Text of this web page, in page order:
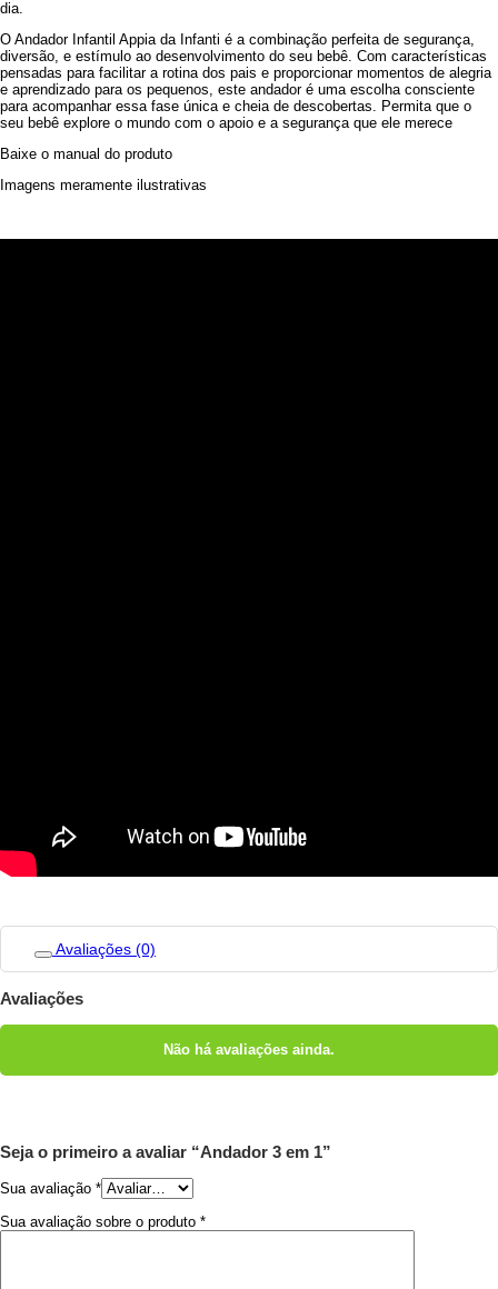
dia.
O Andador Infantil Appia da Infanti é a combinação perfeita de segurança,
diversão, e estímulo ao desenvolvimento do seu bebê. Com características
pensadas para facilitar a rotina dos pais e proporcionar momentos de alegria
e aprendizado para os pequenos, este andador é uma escolha consciente
para acompanhar essa fase única e cheia de descobertas. Permita que o
seu bebê explore o mundo com o apoio e a segurança que ele merece
Baixe o manual do produto
Imagens meramente ilustrativas
Avaliações (0)
Avaliações
Não há avaliações ainda.
Seja o primeiro a avaliar “Andador 3 em 1”
Sua avaliação *
Sua avaliação sobre o produto *